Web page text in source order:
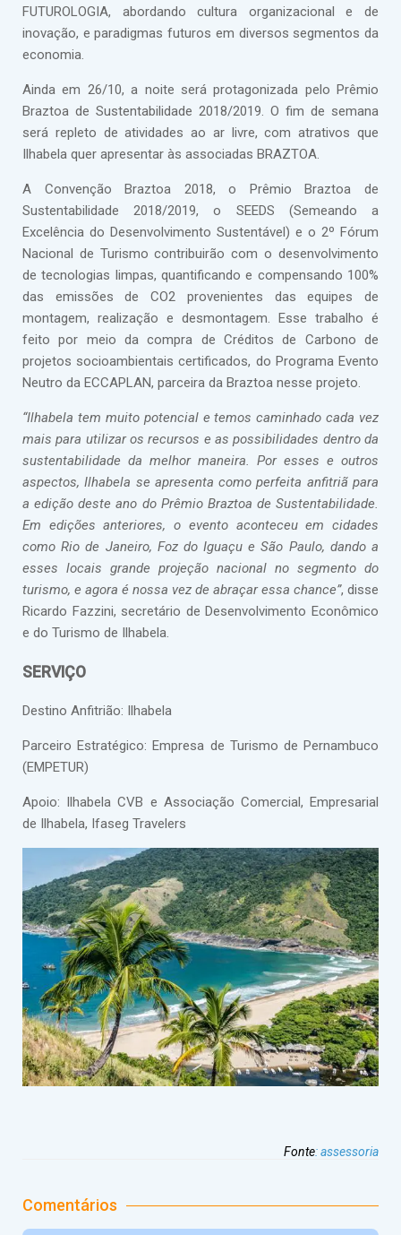
FUTUROLOGIA, abordando cultura organizacional e de
inovação, e paradigmas futuros em diversos segmentos da
economia.
Ainda em 26/10, a noite será protagonizada pelo Prêmio
Braztoa de Sustentabilidade 2018/2019. O fim de semana
será repleto de atividades ao ar livre, com atrativos que
Ilhabela quer apresentar às associadas BRAZTOA.
A Convenção Braztoa 2018, o Prêmio Braztoa de
Sustentabilidade 2018/2019, o SEEDS (Semeando a
Excelência do Desenvolvimento Sustentável) e o 2º Fórum
Nacional de Turismo contribuirão com o desenvolvimento
de tecnologias limpas, quantificando e compensando 100%
das emissões de CO2 provenientes das equipes de
montagem, realização e desmontagem. Esse trabalho é
feito por meio da compra de Créditos de Carbono de
projetos socioambientais certificados, do Programa Evento
Neutro da ECCAPLAN, parceira da Braztoa nesse projeto.
“Ilhabela tem muito potencial e temos caminhado cada vez
mais para utilizar os recursos e as possibilidades dentro da
sustentabilidade da melhor maneira. Por esses e outros
aspectos, Ilhabela se apresenta como perfeita anfitriã para
a edição deste ano do Prêmio Braztoa de Sustentabilidade.
Em edições anteriores, o evento aconteceu em cidades
como Rio de Janeiro, Foz do Iguaçu e São Paulo, dando a
esses locais grande projeção nacional no segmento do
turismo, e agora é nossa vez de abraçar essa chance”, disse
Ricardo Fazzini, secretário de Desenvolvimento Econômico
e do Turismo de Ilhabela.
SERVIÇO
Destino Anfitrião: Ilhabela
Parceiro Estratégico: Empresa de Turismo de Pernambuco
(EMPETUR)
Apoio: Ilhabela CVB e Associação Comercial, Empresarial
de Ilhabela, Ifaseg Travelers
Fonte:assessoria
Comentários